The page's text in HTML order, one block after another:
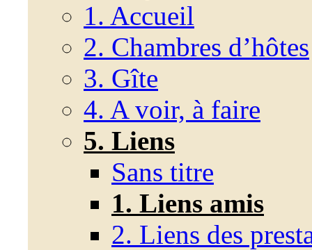
1. Accueil
2. Chambres d’hôtes
3. Gîte
4. A voir, à faire
5. Liens
Sans titre
1. Liens amis
2. Liens des